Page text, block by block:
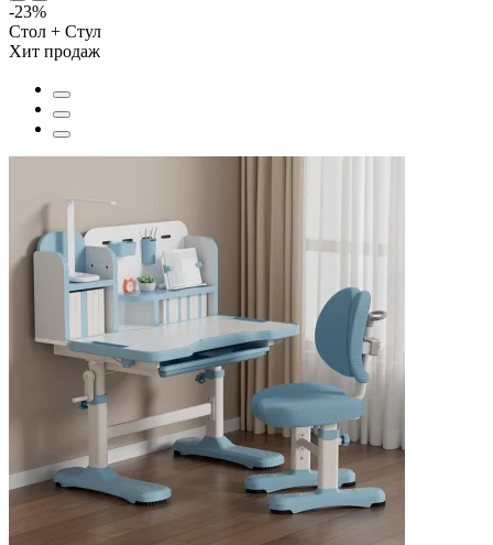
-23%
Стол + Стул
Хит продаж